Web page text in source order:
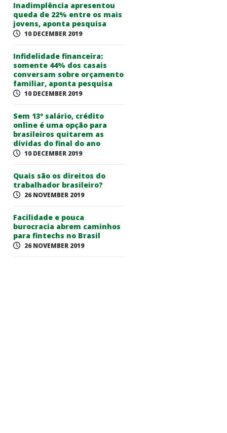
Inadimplência apresentou
queda de 22% entre os mais
jovens, aponta pesquisa
10 DECEMBER 2019
Infidelidade financeira:
somente 44% dos casais
conversam sobre orçamento
familiar, aponta pesquisa
10 DECEMBER 2019
Sem 13º salário, crédito
online é uma opção para
brasileiros quitarem as
dívidas do final do ano
10 DECEMBER 2019
Quais são os direitos do
trabalhador brasileiro?
26 NOVEMBER 2019
Facilidade e pouca
burocracia abrem caminhos
para fintechs no Brasil
26 NOVEMBER 2019